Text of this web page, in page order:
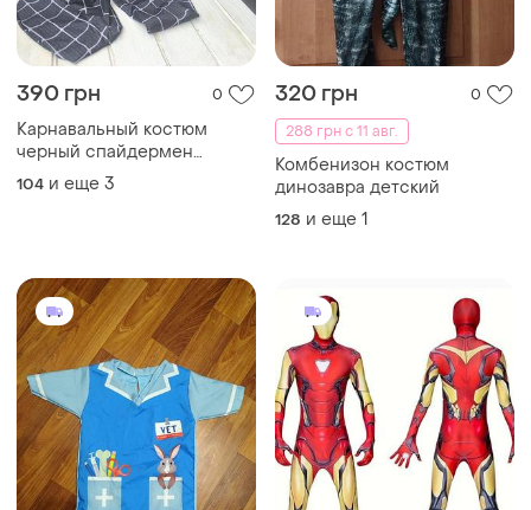
390 грн 0
Карнавальный костюм
черный спайдермен
человек паук супермен
супергерои марвел
104 и еще 3
320 грн
0
288 грн с 11 авг.
Комбенизон костюм
динозавра детский
128 и еще 1